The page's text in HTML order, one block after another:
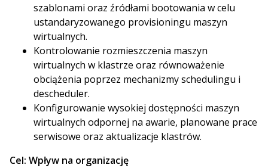
szablonami oraz źródłami bootowania w celu
ustandaryzowanego provisioningu maszyn
wirtualnych.
Kontrolowanie rozmieszczenia maszyn
wirtualnych w klastrze oraz równoważenie
obciążenia poprzez mechanizmy schedulingu i
descheduler.
Konfigurowanie wysokiej dostępności maszyn
wirtualnych odpornej na awarie, planowane prace
serwisowe oraz aktualizacje klastrów.
Cel: Wpływ na organizację